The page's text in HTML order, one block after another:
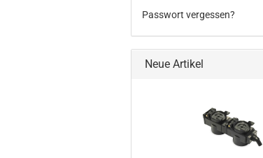
Passwort vergessen?
Neue Artikel